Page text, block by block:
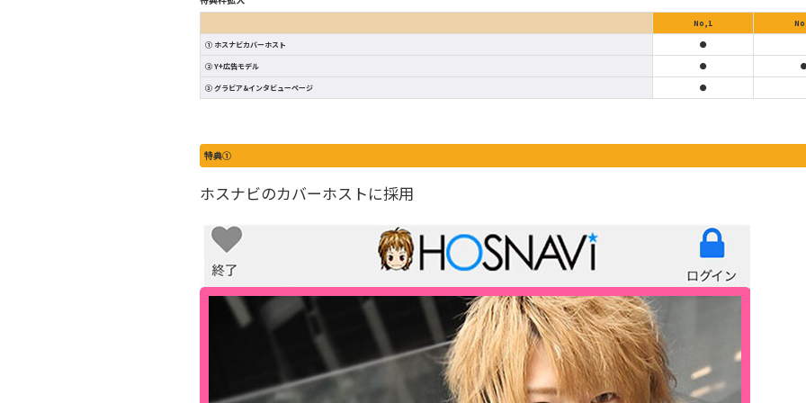
No,1
① ホスナビカバーホスト ●
② Y+広告モデル ●
③ グラビア&インタビューページ ●
特典①
ホスナビのカバーホストに採用